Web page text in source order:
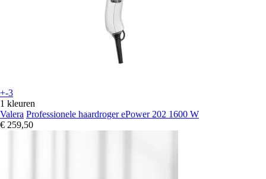
+-3
1 kleuren
Valera Professionele haardroger ePower 202 1600 W
€ 259,50